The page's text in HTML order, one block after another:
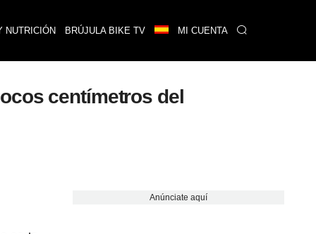
NUTRICIÓN BRÚJULA BIKE TV MI CUENTA
centímetros del
Anúnciate aquí